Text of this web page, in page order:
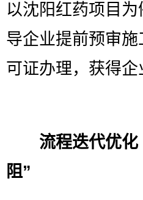
以沈阳红药项目
导企业提前预审
可证办理，获得企
流程迭代优
阻”